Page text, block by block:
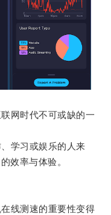
网时代不可或缺的一
学习或娱乐的人来
效率与体验。
线测速的重要性变得